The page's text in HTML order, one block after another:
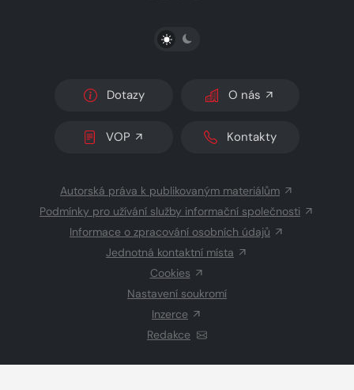
PŘEPNOUT SVĚTLÝ/TMAVÝ REŽIM
Dotazy O nás
VOP Kontakty
Autorská práva k publikovaným materiálům
Podmínky pro užívání služby informační společnosti
Informace o zpracování osobních údajů
Jednotná kontaktní místa
Cookies
Nastavení soukromí
Inzerce
Redakce